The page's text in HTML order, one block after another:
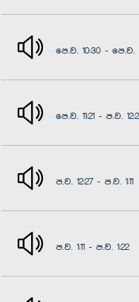
පෙ.ව. 10:30 - පෙ.ව.
පෙ.ව. 11:21 - ප.ව.
ප.ව. 12:27 - ප.ව. 1:11
ප.ව. 1:11 - ප.ව. 1:22